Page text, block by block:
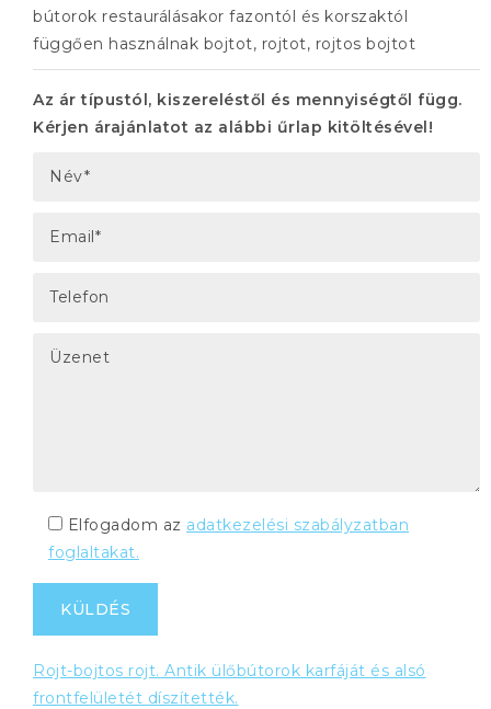
bútorok restaurálásakor fazontól és korszaktól
függően használnak bojtot, rojtot, rojtos bojtot
Az ár típustól, kiszereléstől és mennyiségtől függ.
Kérjen árajánlatot az alábbi űrlap kitöltésével!
Elfogadom az adatkezelési szabályzatban
foglaltakat.
Rojt-bojtos rojt. Antik ülőbútorok karfáját és alsó
frontfelületét díszítették.